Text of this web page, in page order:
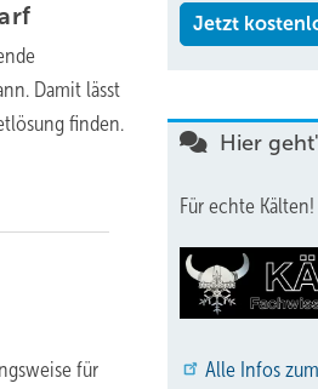
Damit lässt
finden.
für
Jetzt
Hier
Für echte Kälten!
Alle Infos